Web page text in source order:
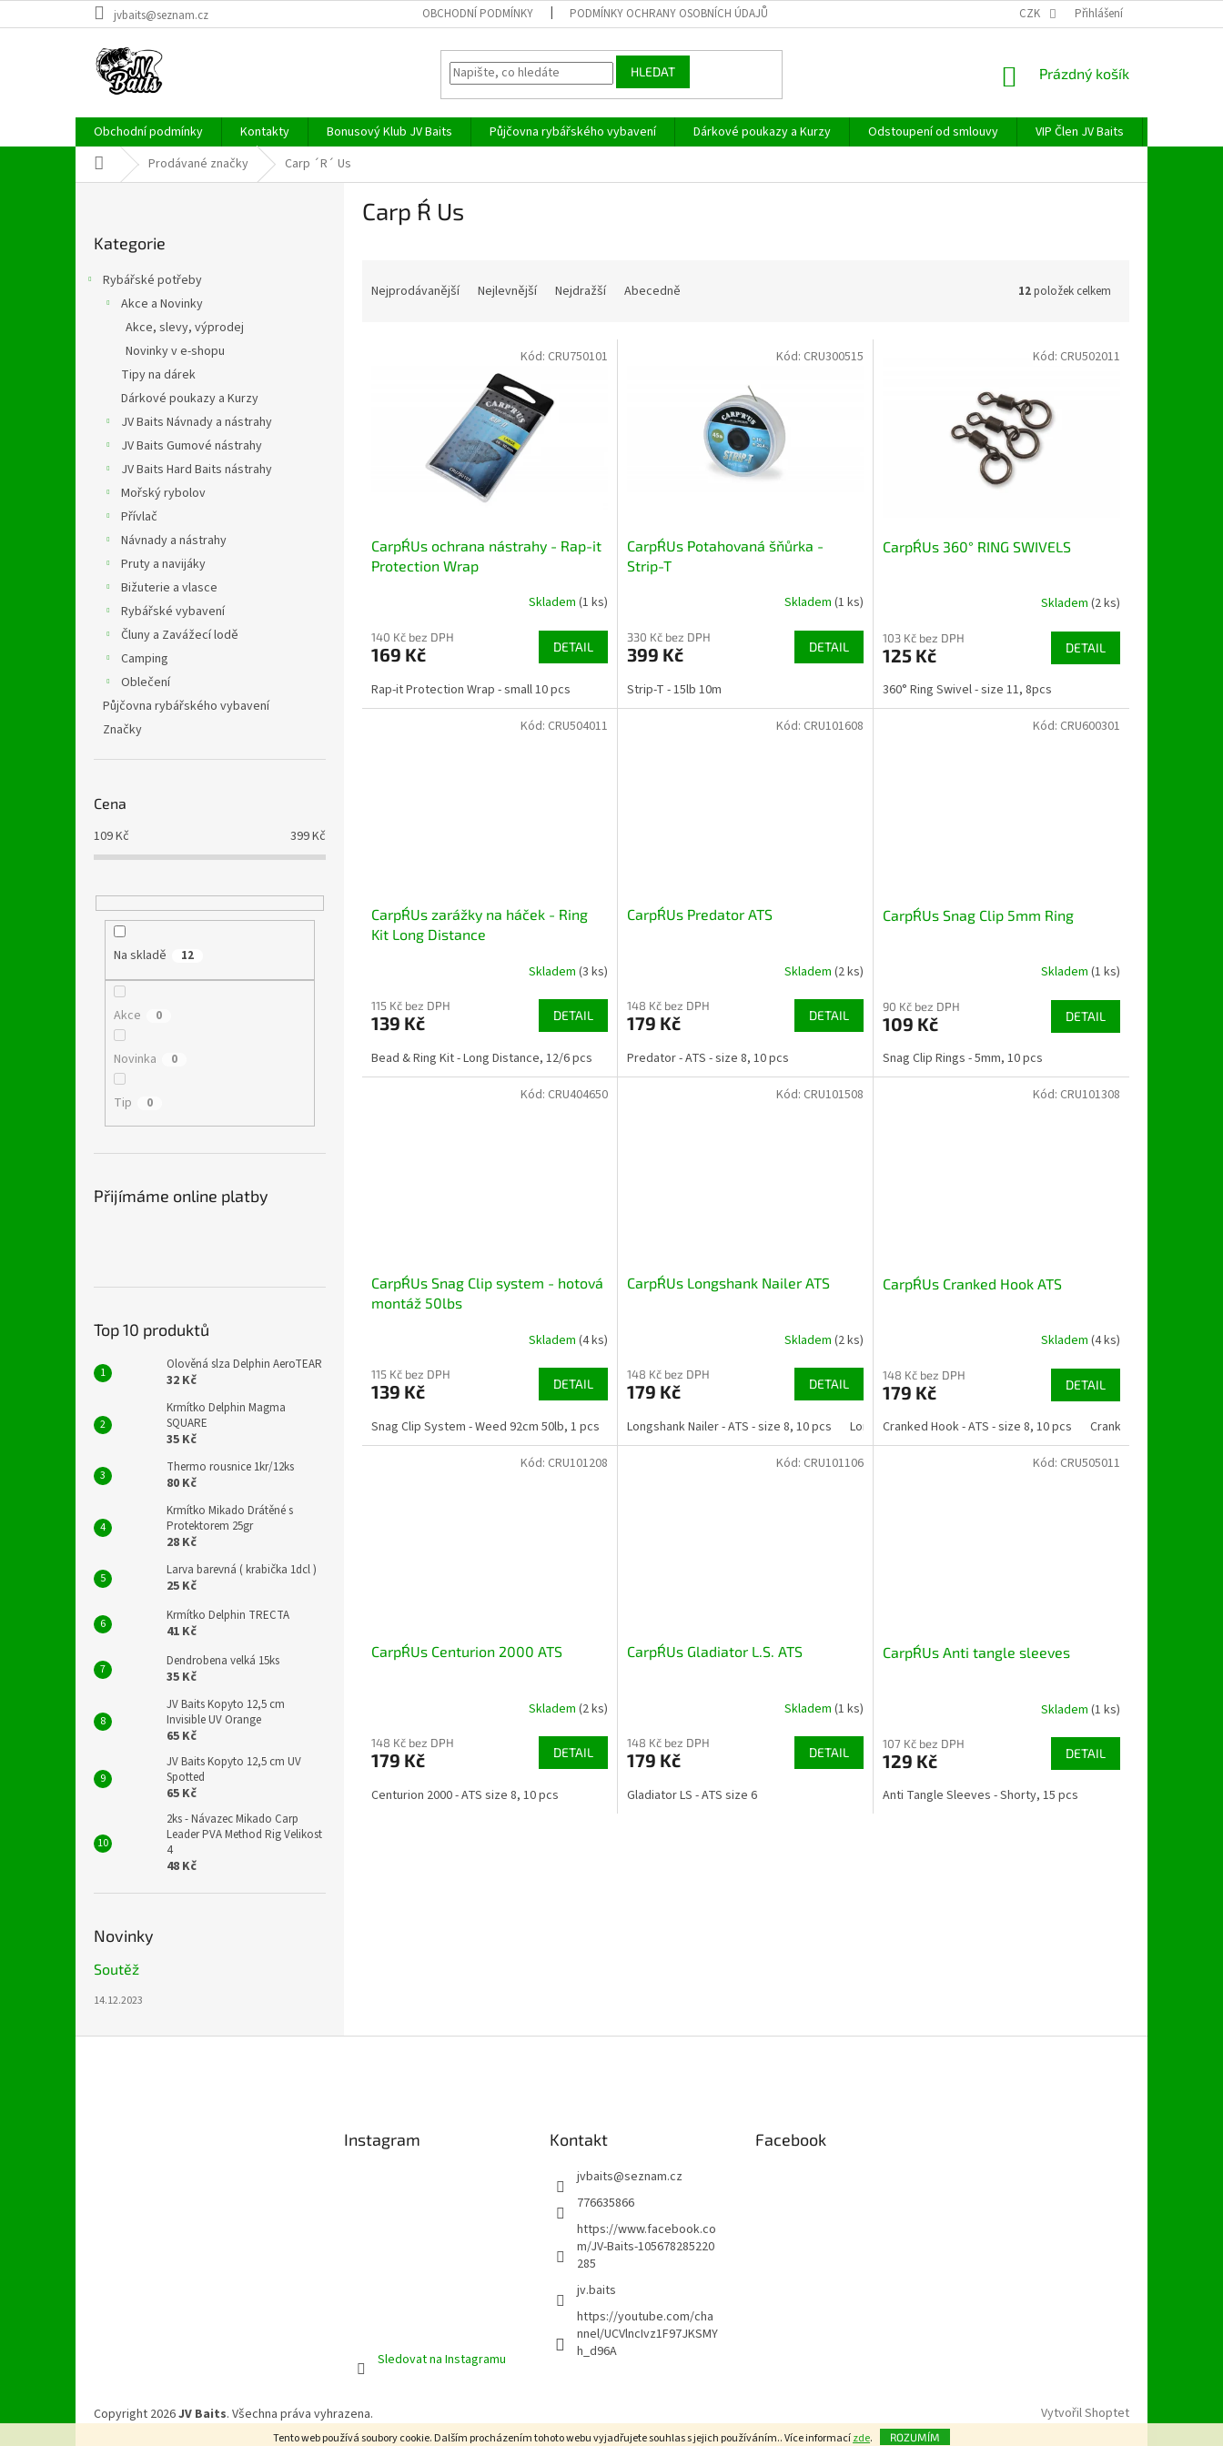
Tento web používá soubory cookie. Dalším procházením tohoto webu vyjadřujete souhlas s jejich používáním.. Více informacízde. ROZUMÍM
na
jvbaits@seznam.cz OBCHODNÍ PODMÍNKY PODMÍNKY OCHRANY OSOBNÍCH ÚDAJŮ CZK Přihlášení
HLEDAT
NÁKUPNÍ
Prázdný košík
Obchodní podmínky Kontakty Bonusový Klub JV Baits Půjčovna rybářského vybavení Dárkové poukazy a Kurzy Odstoupení od smlouvy VIP Člen JV Baits
Domů Prodávané značky Carp ´R´ Us
kategorie
Kategorie
Rybářské potřeby
Akce a Novinky
Akce, slevy, výprodej
Novinky v e-shopu
Tipy na dárek
Dárkové poukazy a Kurzy
JV Baits Návnady a nástrahy
JV Baits Gumové nástrahy
JV Baits Hard Baits nástrahy
Mořský rybolov
Přívlač
Návnady a nástrahy
Pruty a navijáky
Bižuterie a vlasce
Rybářské vybavení
Čluny a Zavážecí lodě
Camping
Oblečení
Půjčovna rybářského vybavení
Značky
Cena
109Kč 399Kč
Na skladě 12
Akce 0
Novinka 0
Tip 0
Přijímáme online platby
Top 10 produktů
Olověná slza Delphin AeroTEAR
32 Kč
Krmítko Delphin Magma
SQUARE
35 Kč
Thermo rousnice 1kr/12ks
80 Kč
Krmítko Mikado Drátěné s
Protektorem 25gr
28 Kč
Larva barevná ( krabička 1dcl )
25 Kč
Krmítko Delphin TRECTA
41 Kč
Dendrobena velká 15ks
35 Kč
JV Baits Kopyto 12,5 cm
Invisible UV Orange
65 Kč
JV Baits Kopyto 12,5 cm UV
Spotted
65 Kč
2ks - Návazec Mikado Carp
Leader PVA Method Rig Velikost
4
48 Kč
Novinky
Soutěž
14.12.2023
Carp ´R´ Us
Nejprodávanější Nejlevnější Nejdražší Abecedně 12položek celkem
Carp´R´Us ochrana nástrahy - Rap-it
Protection Wrap
Skladem (1 ks)
140 Kč bez DPH
169 Kč DETAIL
Rap-it Protection Wrap - small 10 pcs
Kód: CRU750101
Carp´R´Us Potahovaná šňůrka -
Strip-T
Skladem (1 ks)
330 Kč bez DPH
399 Kč DETAIL
Strip-T - 15lb 10m
Kód: CRU300515
Carp´R´Us 360° RING SWIVELS
Skladem (2 ks)
103 Kč bez DPH
125 Kč DETAIL
360° Ring Swivel - size 11, 8pcs
Kód: CRU502011
Carp´R´Us zarážky na háček - Ring
Kit Long Distance
Skladem (3 ks)
115 Kč bez DPH
139 Kč DETAIL
Bead & Ring Kit - Long Distance, 12/6 pcs
Kód: CRU504011
Carp´R´Us Predator ATS
Skladem (2 ks)
148 Kč bez DPH
179 Kč DETAIL
Predator - ATS - size 8, 10 pcs
Kód: CRU101608
Carp´R´Us Snag Clip 5mm Ring
Skladem (1 ks)
90 Kč bez DPH
109 Kč DETAIL
Snag Clip Rings - 5mm, 10 pcs
Kód: CRU600301
Carp´R´Us Snag Clip system - hotová
montáž 50lbs
Skladem (4 ks)
115 Kč bez DPH
139 Kč DETAIL
Snag Clip System - Weed 92cm 50lb, 1 pcs Snag Clip System - Silt 92cm 50lb, 1 pcs
Kód: CRU404650
Carp´R´Us Longshank Nailer ATS
Skladem (2 ks)
148 Kč bez DPH
179 Kč DETAIL
Longshank Nailer - ATS - size 8, 10 pcs Longshank Nailer - ATS - size 4, 10 pcs
Kód: CRU101508
Carp´R´Us Cranked Hook ATS
Skladem (4 ks)
148 Kč bez DPH
179 Kč DETAIL
Cranked Hook - ATS - size 8, 10 pcs Cranked Hook - ATS -
Kód: CRU101308
Carp´R´Us Centurion 2000 ATS
Skladem (2 ks)
148 Kč bez DPH
179 Kč DETAIL
Centurion 2000 - ATS size 8, 10 pcs
Kód: CRU101208
Carp´R´Us Gladiator L.S. ATS
Skladem (1 ks)
148 Kč bez DPH
179 Kč DETAIL
Gladiator LS - ATS size 6
Kód: CRU101106
Carp´R´Us Anti tangle sleeves
Skladem (1 ks)
107 Kč bez DPH
129 Kč DETAIL
Anti Tangle Sleeves - Shorty, 15 pcs
Kód: CRU505011
Instagram
Sledovat na Instagramu
Kontakt
jvbaits@seznam.cz
776635866
https://www.facebook.co
m/JV-Baits-105678285220
285
jv.baits
https://youtube.com/cha
nnel/UCVlncIvz1F97JKSMY
h_d96A
Facebook
Vytvořil Shoptet
Copyright 2026JV Baits. Všechna práva vyhrazena.